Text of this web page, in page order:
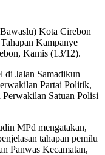
Kota Cirebon
Kampanye
Kamis (13/12).
di Jalan Samadikun
Partai Politik,
Satuan Polisi
MPd mengatakan,
tahapan pemilu
Panwas Kecamatan,